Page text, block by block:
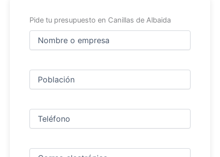
Pide tu presupuesto en Canillas de Albaida
Nombre
Ciudad
Teléfono
Correo